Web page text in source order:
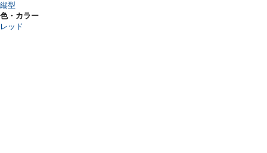
縦型
色・カラー
レッド